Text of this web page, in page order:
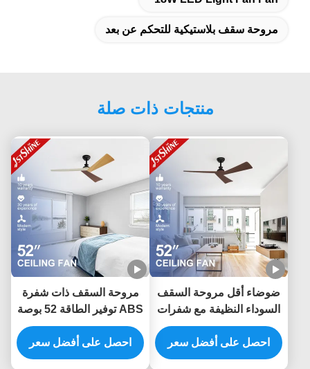
مروحة سقف بلاستيكية للتحكم عن بعد
منتجات ذات صلة
ضوضاء أقل مروحة السقف
السوداء النظيفة مع شفرات
الحبوب الخشبية الداكنة ونوع
مفتاح التحكم عن بعد
احصل على أفضل سعر
مروحة السقف ذات شفرة
ABS توفير الطاقة 52 بوصة
مع التحكم الذكي APP
والتحكم عن بعد
احصل على أفضل سعر